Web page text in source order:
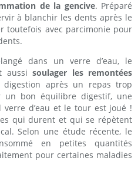
de la gencive. Préparé
à blanchir les dents après le
toutefois avec parcimonie pour
dans un verre d’eau, le
aussi soulager les remontées
après un repas trop
un bon équilibre digestif, une
d’eau et le tour est joué !
qui durent et qui se répètent
Selon une étude récente, le
en petites quantités
pour certaines maladies